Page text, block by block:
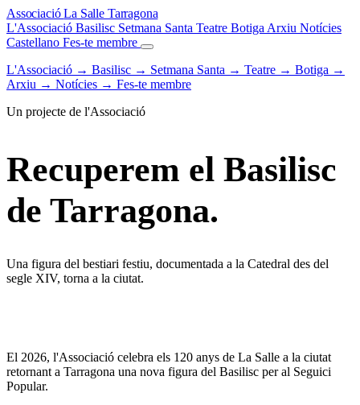
AssociacióLa SalleTarragona
L'Associació Basilisc Setmana Santa Teatre Botiga Arxiu Notícies
Castellano Fes-te membre
L'Associació → Basilisc → Setmana Santa → Teatre → Botiga →
Arxiu → Notícies → Fes-te membre
Un projecte de l'Associació
Recuperem el Basilisc
de Tarragona.
Una figura del bestiari festiu, documentada a la Catedral des del
segle XIV, torna a la ciutat.
El 2026, l'Associació celebra els 120 anys de La Salle a la ciutat
retornant a Tarragona una nova figura del Basilisc per al Seguici
Popular.